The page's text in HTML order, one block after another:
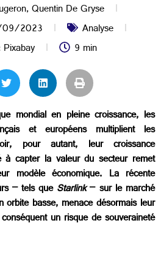
,Quentin De Gryse
2023
Analyse
9 min
mondial en pleine croissance, les
et européens multiplient les
pour autant, leur croissance
à capter la valeur du secteur remet
modèle économique. La récente
– tels queStarlink– sur le marché
orbite basse, menace désormais leur
un risque de souveraineté